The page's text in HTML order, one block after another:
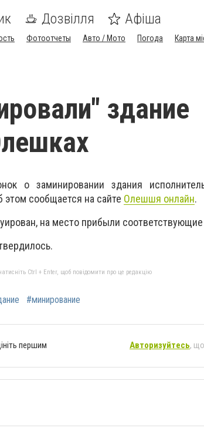
Дозвілля Афіша
Фотоотчеты Авто / Мото Погода Карта
здание
о заминировании здания
этом сообщается на сайте Олешшя онлайн.
на место прибыли
Ctrl + Enter, щоб повідомити про це редакцію
#минирование
першим Авторизуйтесь,